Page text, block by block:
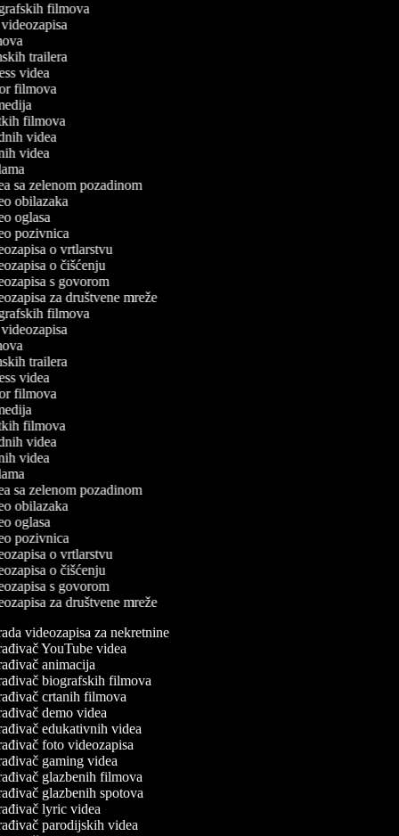
filmova
videozapisa
trailera
videa
filmova
filmova
videa
videa
sa zelenom pozadinom
obilazaka
oglasa
pozivnica
o vrtlarstvu
o čišćenju
s govorom
za društvene mreže
filmova
videozapisa
trailera
videa
filmova
filmova
videa
videa
sa zelenom pozadinom
obilazaka
oglasa
pozivnica
o vrtlarstvu
o čišćenju
s govorom
za društvene mreže
videozapisa za nekretnine
YouTube videa
animacija
biografskih filmova
crtanih filmova
demo videa
edukativnih videa
foto videozapisa
gaming videa
glazbenih filmova
glazbenih spotova
lyric videa
parodijskih videa